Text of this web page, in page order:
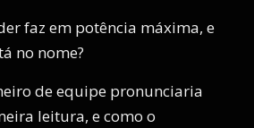
faz em potência máxima, e
no nome?
de equipe pronunciaria
leitura, e como o